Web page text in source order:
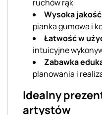
ruchów rąk
Wysoka
pianka gumowa i
Łatwość w
intuicyjne
Zabawka
planowania i
Idealny
artystów